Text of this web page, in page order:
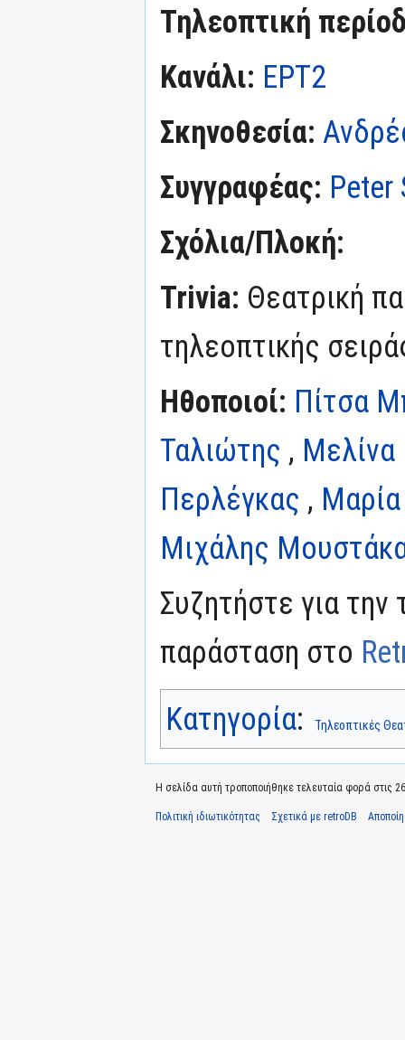
Τηλεοπτική
Κανάλι: ΕΡΤ2
Σκηνοθεσία:
Συγγραφέας: Peter
Σχόλια/Πλοκή:
Trivia: Θεατρική
τηλεοπτικής
Ηθοποιοί: Πίτσα
Ταλιώτης ,
Περλέγκας ,
Μιχάλης
Συζητήστε για την
παράσταση στο
Κατηγορία: Τηλεοπτικές
Η σελίδα αυτή τροποποιήθηκε τελευταία φορά στις
Πολιτική ιδιωτικότητας Σχετικά με retroDB